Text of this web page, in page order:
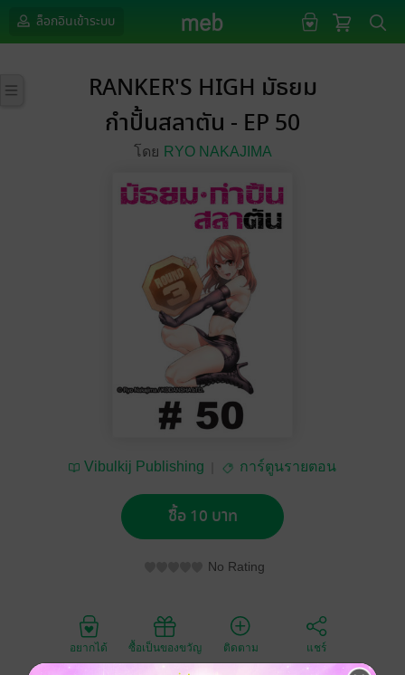
ล็อกอินเข้าระบบ
RANKER'S HIGH มัธยม
กำปั้นสลาตัน - EP 50
โดย RYO NAKAJIMA
Vibulkij Publishing การ์ตูนรายตอน
ซื้อ 10 บาท
No Rating
อยากได้ ซื้อเป็นของขวัญ ติดตาม แชร์